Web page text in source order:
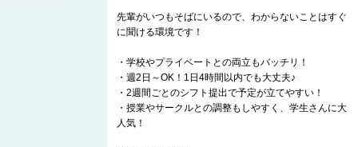
先輩がいつもそばにいるので、わからないことはすぐ
に聞ける環境です！
・学校やプライベートとの両立もバッチリ！
・週2日～OK！1日4時間以内でも大丈夫♪
・2週間ごとのシフト提出で予定が立てやすい！
・授業やサークルとの調整もしやすく、学生さんに大
人気！